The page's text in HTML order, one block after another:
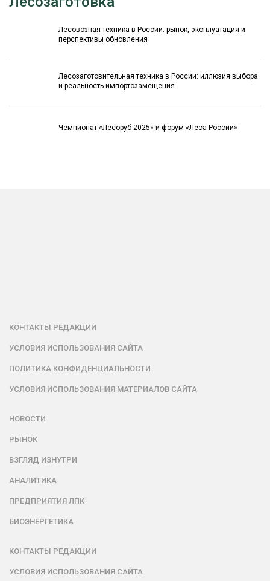
Лесовозная техника в России: рынок, эксплуатация и
перспективы обновления
Лесозаготовительная техника в России: иллюзия выбора
и реальность импортозамещения
Чемпионат «Лесоруб-2025» и форум «Леса России»
КОНТАКТЫ РЕДАКЦИИ
УСЛОВИЯ ИСПОЛЬЗОВАНИЯ САЙТА
ПОЛИТИКА КОНФИДЕНЦИАЛЬНОСТИ
УСЛОВИЯ ИСПОЛЬЗОВАНИЯ МАТЕРИАЛОВ САЙТА
НОВОСТИ
РЫНОК
ВЗГЛЯД ИЗНУТРИ
АНАЛИТИКА
ПРЕДПРИЯТИЯ ЛПК
БИОЭНЕРГЕТИКА
КОНТАКТЫ РЕДАКЦИИ
УСЛОВИЯ ИСПОЛЬЗОВАНИЯ САЙТА